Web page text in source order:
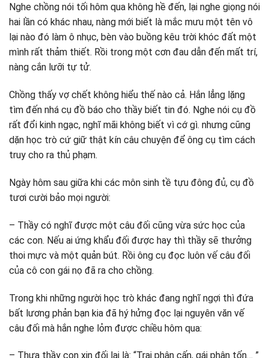
Nghe chồng nói tối hôm qua không hề đến, lại nghe giọng nói
hai lần có khác nhau, nàng mới biết là mắc mưu một tên vô
lại nào đó làm ô nhục, bèn vào buồng kêu trời khóc đất một
mình rất thảm thiết. Rồi trong một cơn đau dẫn đến mất trí,
nàng cắn lưỡi tự tử.
Chồng thấy vợ chết không hiểu thế nào cả. Hắn lẳng lặng
tìm đến nhá cụ đồ báo cho thầy biết tin đó. Nghe nói cụ đồ
rất đổi kinh ngạc, nghĩ mãi không biết vì cớ gì. nhưng cũng
dặn học trò cứ giữ thật kín câu chuyện để ông cụ tìm cách
truy cho ra thủ phạm.
Ngày hôm sau giữa khi các môn sinh tề tựu đông đủ, cụ đồ
tươi cười bảo mọi người:
– Thầy có nghĩ được một câu đối cũng vừa sức học của
các con. Nếu ai ứng khẩu đối được hay thì thầy sẽ thưởng
thoi mực và một quản bút. Rồi ông cụ đọc luôn vế câu đối
của cô con gái nọ đã ra cho chồng.
Trong khi những người học trò khác đang nghĩ ngợi thì đứa
bất lương phản bạn kia đã hý hửng đọc lại nguyên văn vế
câu đối mà hắn nghe lỏm được chiều hôm qua:
– Thưa thầy con xin đối lại là: “Trai phận cấn, gái phận tốn… ”